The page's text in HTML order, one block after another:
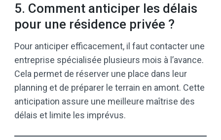
5. Comment anticiper les délais
pour une résidence privée ?
Pour anticiper efficacement, il faut contacter une
entreprise spécialisée plusieurs mois à l’avance.
Cela permet de réserver une place dans leur
planning et de préparer le terrain en amont. Cette
anticipation assure une meilleure maîtrise des
délais et limite les imprévus.